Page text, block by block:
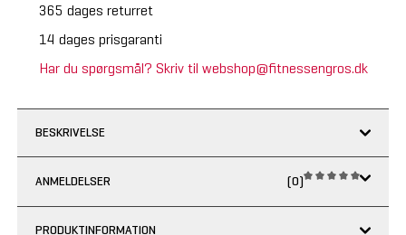
365 dages returret
14 dages prisgaranti
Har du spørgsmål? Skriv til webshop@fitnessengros.dk
BESKRIVELSE
ANMELDELSER (0)
PRODUKTINFORMATION